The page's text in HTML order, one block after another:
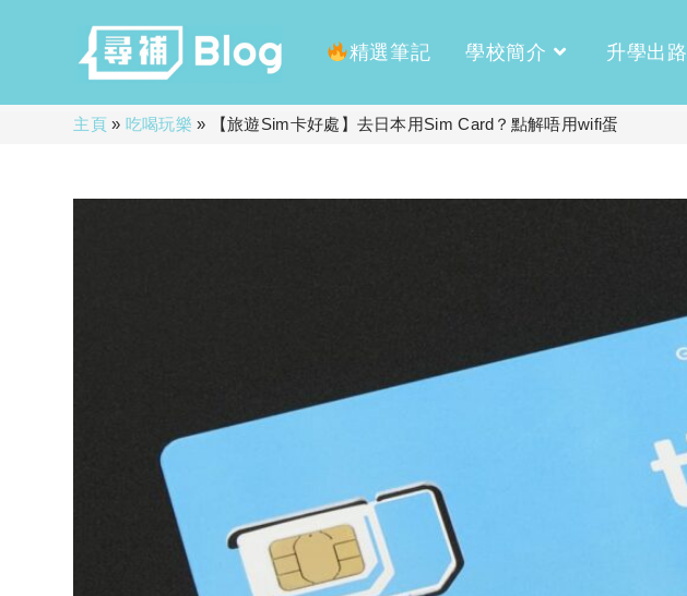
精選筆記 學校簡介 升學出路
主頁» 吃喝玩樂 » 【旅遊Sim卡好處】去日本用Sim Card？點解唔用wifi蛋